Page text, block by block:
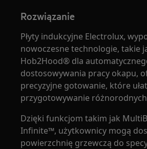
Rozwiązanie
Płyty indukcyjne Electrolux,
nowoczesne technologie, takie
Hob2Hood® dla
dostosowywania pracy okapu,
precyzyjne gotowanie, które
przygotowywanie
Dzięki funkcjom takim jak
Infinite™, użytkownicy mogą
powierzchnię grzewczą do